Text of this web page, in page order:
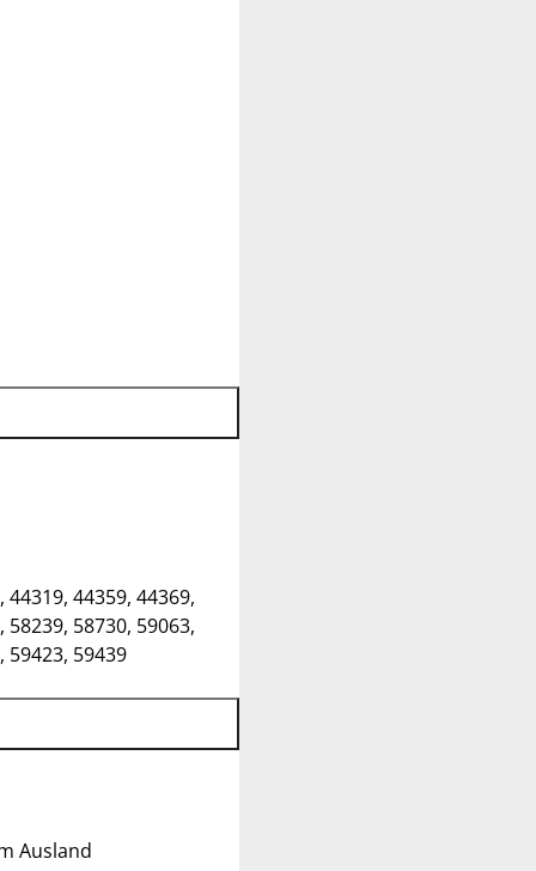
44319, 44359, 44369,
58239, 58730, 59063,
59423, 59439
Ausland